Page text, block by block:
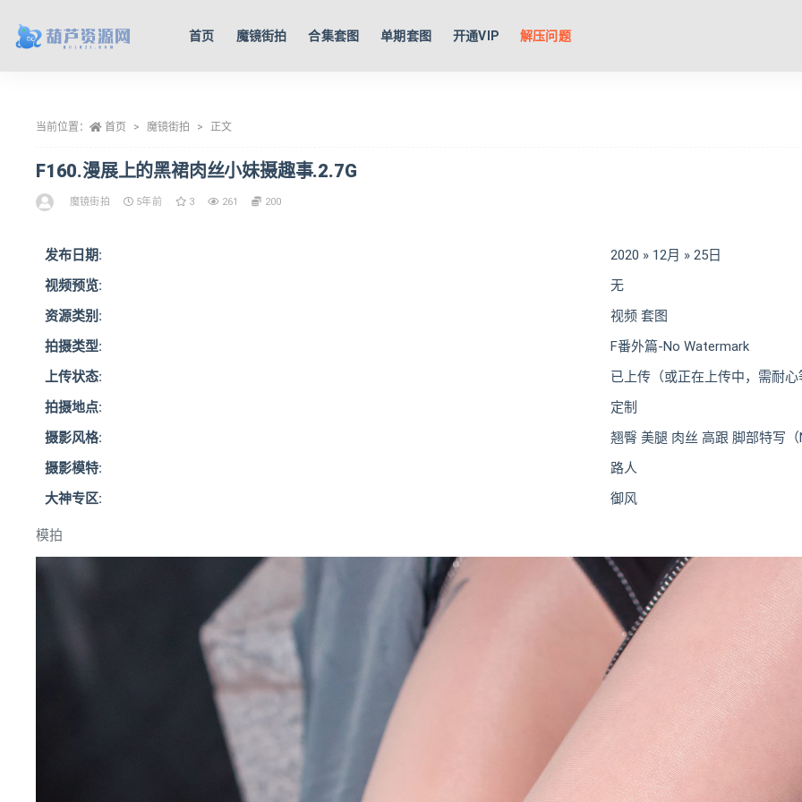
首页 魔镜街拍 合集套图 单期套图 开通VIP 解压问题
当前位置： 首页 魔镜街拍 正文
F160.漫展上的黑裙肉丝小妹摄趣事.2.7G
魔镜街拍 5年前 3 261 200
模拍
发布日期:
2020 » 12月 » 25日
视频预览:
无
资源类别:
视频 套图
拍摄类型:
F番外篇-No Watermark
上传状态:
已上传（或正在上传中，需耐
拍摄地点:
定制
摄影风格:
翘臀 美腿 肉丝 高跟 脚部特写
摄影模特:
路人
大神专区:
御风
全部